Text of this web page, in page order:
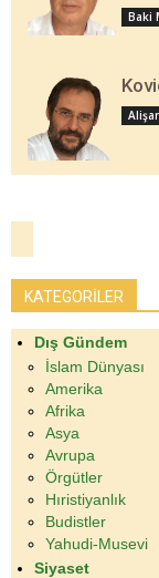
Baki
KATEGORİLER
Dış Gündem
İslam Dünyası
Amerika
Afrika
Asya
Avrupa
Örgütler
Hıristiyanlık
Budistler
Yahudi-Musevi
Siyaset